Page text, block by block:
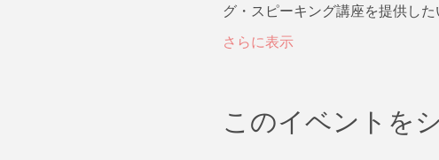
グ・スピーキング講座を提供し
さらに表示
このイベントを